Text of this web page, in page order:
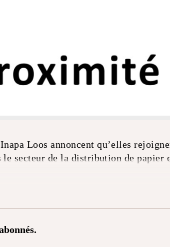
Loos annoncent qu’elles
secteur de la distribution de papier